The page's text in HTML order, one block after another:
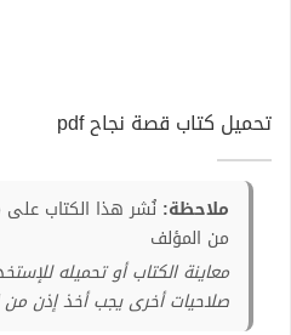
تحميل كتاب قصة نجاح pdf
ملاحظة: نُشر هذا الكتاب
من المؤلف
معاينة الكتاب أو تحميله
صلاحيات أخرى يجب أخذ إذن من